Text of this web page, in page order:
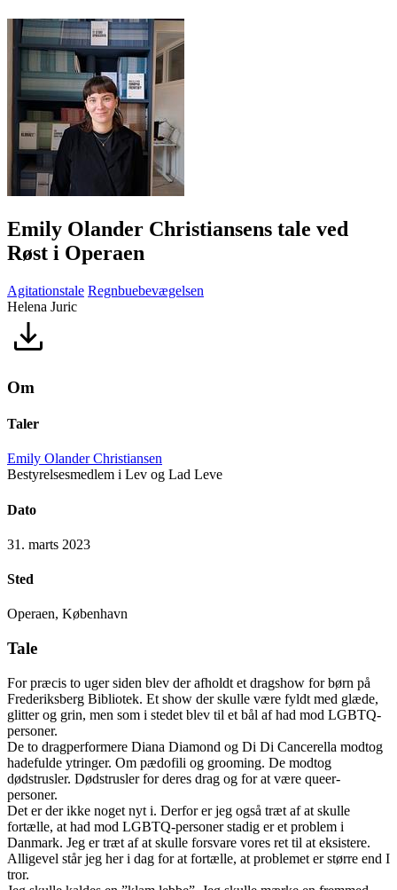
Emily Olander Christiansens tale ved
Røst i Operaen
Agitationstale Regnbuebevægelsen
Helena Juric
Om
Taler
Emily Olander Christiansen
Bestyrelsesmedlem i Lev og Lad Leve
Dato
31. marts 2023
Sted
Operaen, København
Tale
For præcis to uger siden blev der afholdt et dragshow for børn på
Frederiksberg Bibliotek. Et show der skulle være fyldt med glæde,
glitter og grin, men som i stedet blev til et bål af had mod LGBTQ-
personer.
De to dragperformere Diana Diamond og Di Di Cancerella modtog
hadefulde ytringer. Om pædofili og grooming. De modtog
dødstrusler. Dødstrusler for deres drag og for at være queer-
personer.
Det er der ikke noget nyt i. Derfor er jeg også træt af at skulle
fortælle, at had mod LGBTQ-personer stadig er et problem i
Danmark. Jeg er træt af at skulle forsvare vores ret til at eksistere.
Alligevel står jeg her i dag for at fortælle, at problemet er større end I
tror.